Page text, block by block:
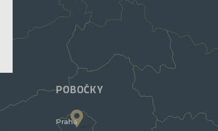
POBOČKY
Praha